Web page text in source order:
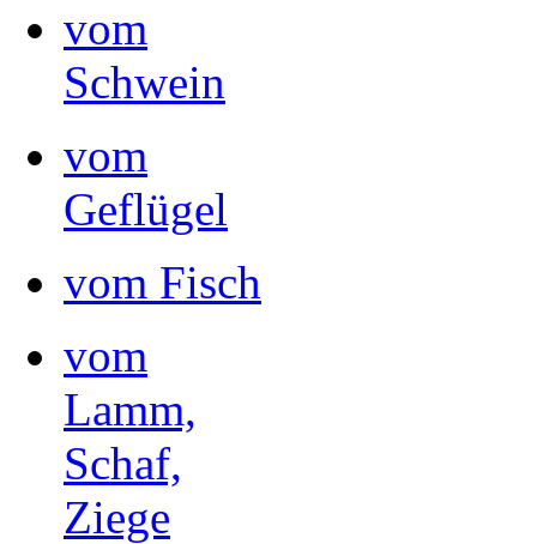
vom
Schwein
vom
Geflügel
vom Fisch
vom
Lamm,
Schaf,
Ziege